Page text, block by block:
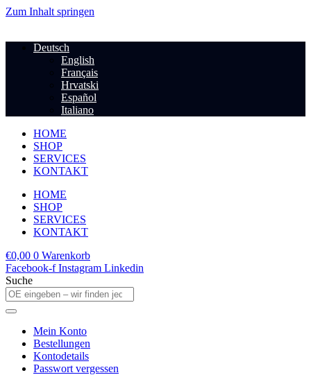
Zum Inhalt springen
Deutsch
English
Français
Hrvatski
Español
Italiano
HOME
SHOP
SERVICES
KONTAKT
HOME
SHOP
SERVICES
KONTAKT
€0,00 0 Warenkorb
Facebook-f Instagram Linkedin
Suche
Mein Konto
Bestellungen
Kontodetails
Passwort vergessen